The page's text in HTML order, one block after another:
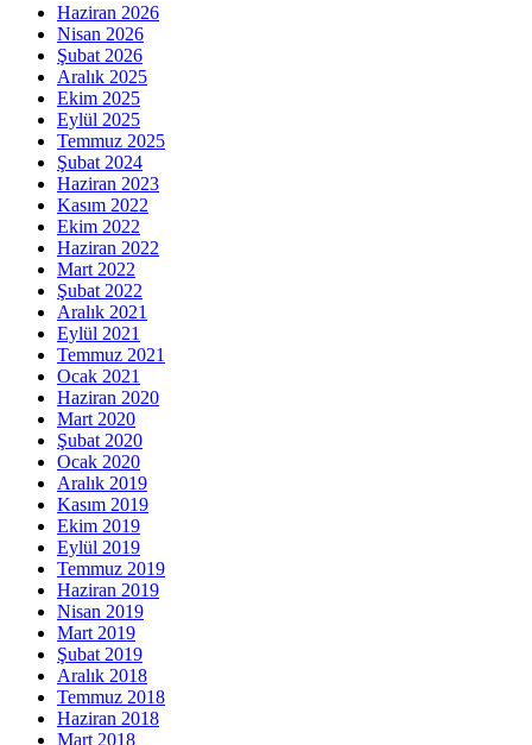
Haziran 2026
Nisan 2026
Şubat 2026
Aralık 2025
Ekim 2025
Eylül 2025
Temmuz 2025
Şubat 2024
Haziran 2023
Kasım 2022
Ekim 2022
Haziran 2022
Mart 2022
Şubat 2022
Aralık 2021
Eylül 2021
Temmuz 2021
Ocak 2021
Haziran 2020
Mart 2020
Şubat 2020
Ocak 2020
Aralık 2019
Kasım 2019
Ekim 2019
Eylül 2019
Temmuz 2019
Haziran 2019
Nisan 2019
Mart 2019
Şubat 2019
Aralık 2018
Temmuz 2018
Haziran 2018
Mart 2018